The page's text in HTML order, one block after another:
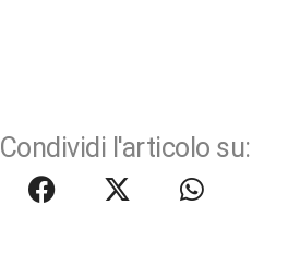
Condividi l'articolo su: